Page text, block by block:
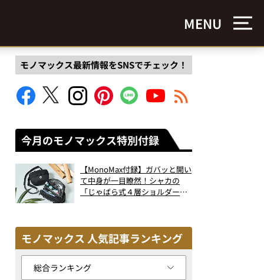
MENU
モノマックス最新情報をSNSでチェック！
今月のモノマックス特別付録
【MonoMax付録】ガバッと開い
て中身が一目瞭然！シャカの
「じゃばら式４層ショルダーバ
モノマックス 人気記事ランキング